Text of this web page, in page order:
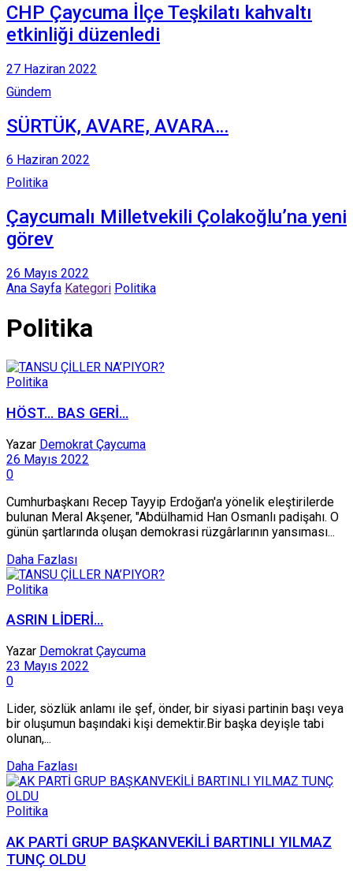
CHP Çaycuma İlçe Teşkilatı kahvaltı
etkinliği düzenledi
27 Haziran 2022
Gündem
SÜRTÜK, AVARE, AVARA…
6 Haziran 2022
Politika
Çaycumalı Milletvekili Çolakoğlu’na yeni
görev
26 Mayıs 2022
Ana Sayfa Kategori Politika
Politika
Politika
HÖST… BAS GERİ…
Yazar Demokrat Çaycuma
26 Mayıs 2022
0
Cumhurbaşkanı Recep Tayyip Erdoğan'a yönelik eleştirilerde
bulunan Meral Akşener, "Abdülhamid Han Osmanlı padişahı. O
günün şartlarında oluşan demokrasi rüzgârlarının yansıması...
Daha Fazlası
Politika
ASRIN LİDERİ…
Yazar Demokrat Çaycuma
23 Mayıs 2022
0
Lider, sözlük anlamı ile şef, önder, bir siyasi partinin başı veya
bir oluşumun başındaki kişi demektir.Bir başka deyişle tabi
olunan,...
Daha Fazlası
Politika
AK PARTİ GRUP BAŞKANVEKİLİ BARTINLI YILMAZ
TUNÇ OLDU